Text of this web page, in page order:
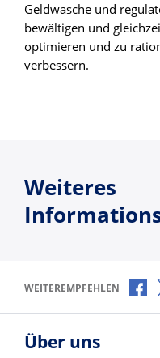
Geldwäsche und
bewältigen und
optimieren und zu
verbessern.
Weiteres
WEITEREMPFEHLEN
Über uns